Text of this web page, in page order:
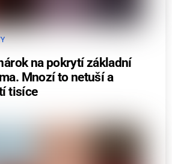
na pokrytí základní
Mnozí to netuší a
tisíce